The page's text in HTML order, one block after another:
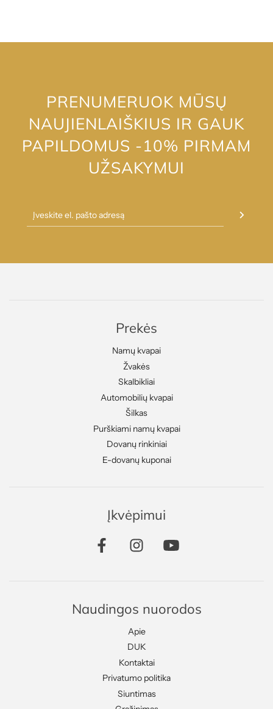
PRENUMERUOK MŪSŲ
NAUJIENLAIŠKIUS IR GAUK
PAPILDOMUS -10% PIRMAM
UŽSAKYMUI
Prekės
Namų kvapai
Žvakės
Skalbikliai
Automobilių kvapai
Šilkas
Purškiami namų kvapai
Dovanų rinkiniai
E-dovanų kuponai
Įkvėpimui
Naudingos nuorodos
Apie
DUK
Kontaktai
Privatumo politika
Siuntimas